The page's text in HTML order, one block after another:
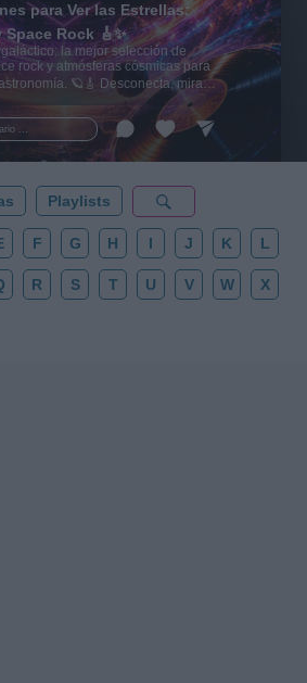
...
para Ver las Estrellas:
Rock 🎸✨
la mejor selección de
rock y atmósferas cósmicas para
🪐🎸 Desconecta, mira
siente la gravedad cero. 💾 ¡Guarda
tu próxima noche estrellada!
Playlists
F G H I J K L
R S T U V W X